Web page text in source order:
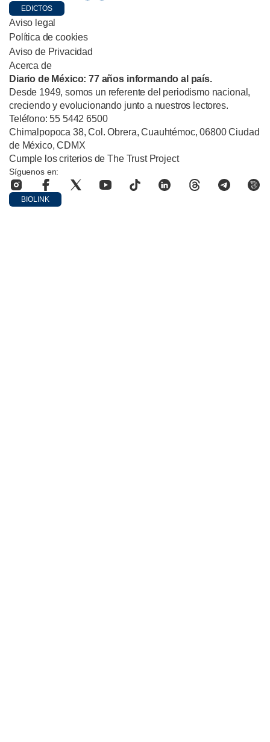
EDICTOS
Aviso legal
Política de cookies
Aviso de Privacidad
Acerca de
Diario de México: 77 años informando al país.
Desde 1949, somos un referente del periodismo nacional,
creciendo y evolucionando junto a nuestros lectores.
Teléfono: 55 5442 6500
Chimalpopoca 38, Col. Obrera, Cuauhtémoc, 06800 Ciudad
de México, CDMX
Cumple los criterios de The Trust Project
Síguenos en:
BIOLINK